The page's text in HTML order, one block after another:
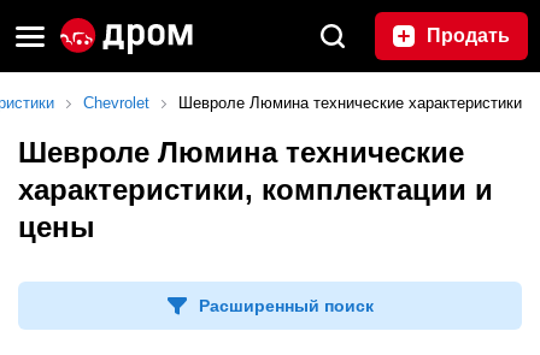
Продать
Chevrolet Шевроле Люмина технические характеристики
Шевроле Люмина технические
характеристики, комплектации и
цены
Расширенный поиск